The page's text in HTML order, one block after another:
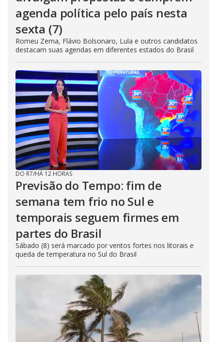
agenda política pelo país nesta
sexta (7)
Romeu Zema, Flávio Bolsonaro, Lula e outros candidatos
destacam suas agendas em diferentes estados do Brasil
DO R7/HÁ 12 HORAS
Previsão do Tempo: fim de
semana tem frio no Sul e
temporais seguem firmes em
partes do Brasil
Sábado (8) será marcado por ventos fortes nos litorais e
queda de temperatura no Sul do Brasil